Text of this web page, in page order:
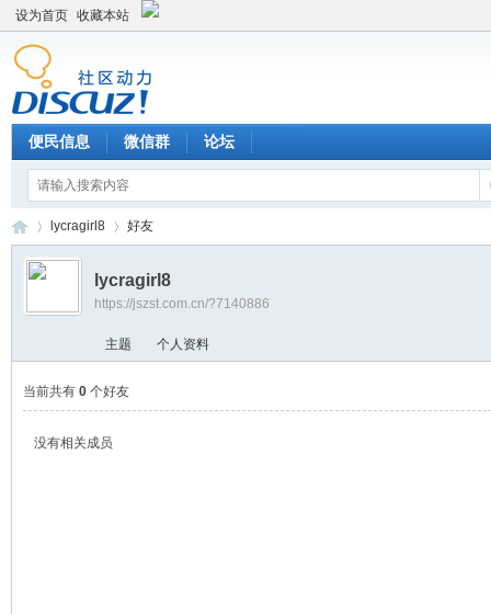
设为首页 收藏本站
便民信息 微信群 论坛
›
lycragirl8 好友
lycragirl8
https://jszst.com.cn/?7140886
主题 个人资料
当前共有 0个好友
没有相关成员